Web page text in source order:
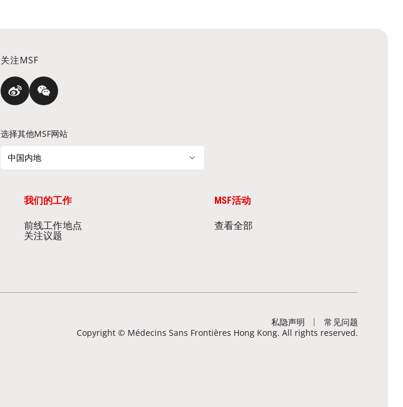
关注MSF
选择其他MSF网站
中国内地
我们的工作
前线工作地点
关注议题
MSF活动
查看全部
私隐声明
常见问题
Copyright © Médecins Sans Frontières Hong Kong. All rights reserved.